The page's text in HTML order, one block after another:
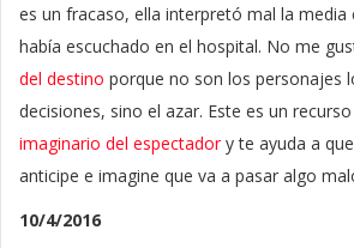
es un fracaso, ella interpretó mal la media
había escuchado en el hospital. No me
del destino porque no son los personajes
decisiones, sino el azar. Este es un
imaginario del espectadory te ayuda a
anticipe e imagine que va a pasar algo
10/4/2016